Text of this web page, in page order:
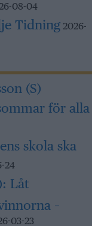
08-04
Tidning 2026-
(S)
för alla
skola ska
24
Låt
–
03-23